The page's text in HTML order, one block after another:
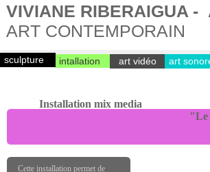
Installation mix media
"Le
Cette installation permet de
art
sculpture intallation
VIVIANE RIBERAIGUA
ART CONTEMPORAIN
art vidéo